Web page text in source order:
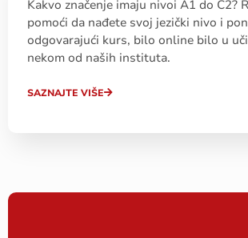
Kakvo značenje imaju nivoi A1 do C2?
pomoći da nađete svoj jezički nivo i
odgovarajući kurs, bilo online bilo u
nekom od naših instituta.
SAZNAJTE VIŠE